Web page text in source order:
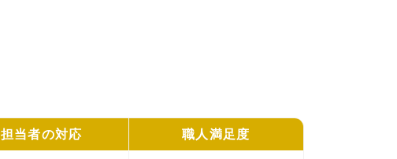
担当者の対応 職人満足度